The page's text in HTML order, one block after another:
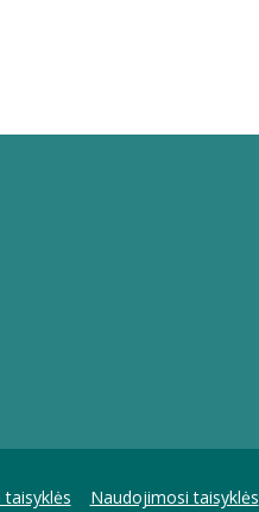
Naudojimosi taisyklės